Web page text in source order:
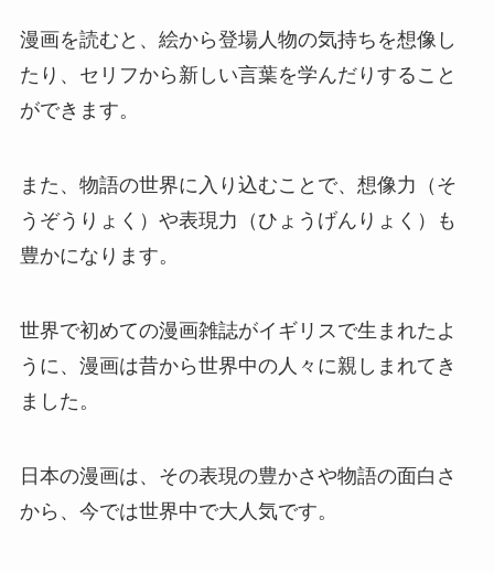
漫画を読むと、絵から登場人物の気持ちを想像し
たり、セリフから新しい言葉を学んだりすること
ができます。
また、物語の世界に入り込むことで、想像力（そ
うぞうりょく）や表現力（ひょうげんりょく）も
豊かになります。
世界で初めての漫画雑誌がイギリスで生まれたよ
うに、漫画は昔から世界中の人々に親しまれてき
ました。
日本の漫画は、その表現の豊かさや物語の面白さ
から、今では世界中で大人気です。